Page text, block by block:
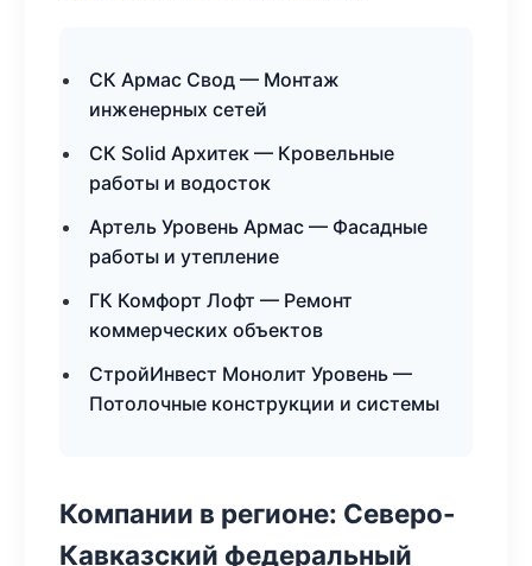
СК Армас Свод — Монтаж
инженерных сетей
СК Solid Архитек — Кровельные
работы и водосток
Артель Уровень Армас — Фасадные
работы и утепление
ГК Комфорт Лофт — Ремонт
коммерческих объектов
СтройИнвест Монолит Уровень —
Потолочные конструкции и системы
Компании в регионе: Северо-
Кавказский федеральный